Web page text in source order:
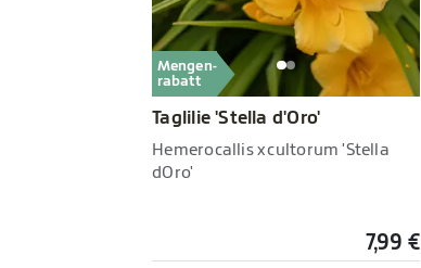
Mengen-
rabatt
Taglilie 'Stella d'Oro'
Hemerocallis x cultorum 'Stella
dOro'
7,99 €